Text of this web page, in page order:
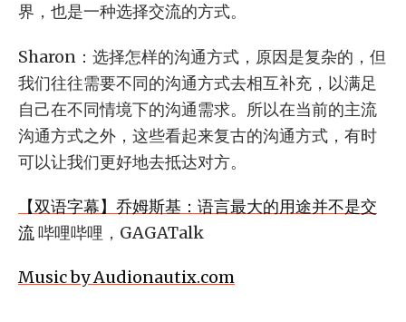
界，也是一种选择交流的方式。
Sharon：选择怎样的沟通方式，原因是复杂的，但
我们往往需要不同的沟通方式去相互补充，以满足
自己在不同情境下的沟通需求。所以在当前的主流
沟通方式之外，这些看起来复古的沟通方式，有时
可以让我们更好地去抵达对方。
【双语字幕】乔姆斯基：语言最大的用途并不是交
流哔哩哔哩，GAGATalk
Music by Audionautix.com